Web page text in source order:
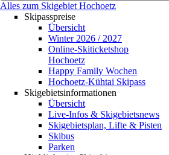
Alles zum Skigebiet Hochoetz
Skipasspreise
Übersicht
Winter 2026 / 2027
Online-Skiticketshop
Hochoetz
Happy Family Wochen
Hochoetz-Kühtai Skipass
Skigebietsinformationen
Übersicht
Live-Infos & Skigebietsnews
Skigebietsplan, Lifte & Pisten
Skibus
Parken